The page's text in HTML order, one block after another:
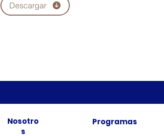
Descargar
Nosotro
s
Programas